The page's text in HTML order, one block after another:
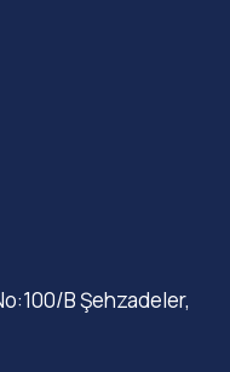
B Şehzadeler,